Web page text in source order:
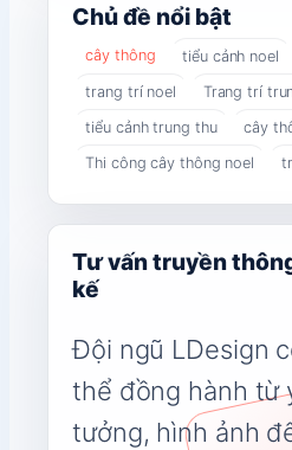
Chủ đề nổi bật
cây thông
tiểu cảnh noel
trang trí noel
Trang trí
tiểu cảnh trung thu
cây
Thi công cây thông noel
Tư vấn truyền
kế
Đội ngũ LDesign
thể đồng hành từ
tưởng, hình ảnh